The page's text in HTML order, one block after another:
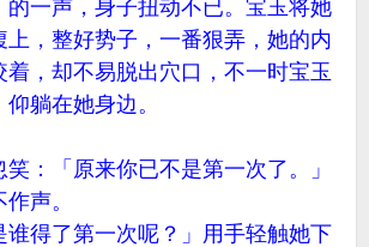
的一声，身子扭动不已。宝玉将她
上，整好势子，一番狠弄，她的内
着，却不易脱出穴口，不一时宝玉
躺在她身边。
：「原来你已不是第一次了。」
声。
谁得了第一次呢？」用手轻触她下